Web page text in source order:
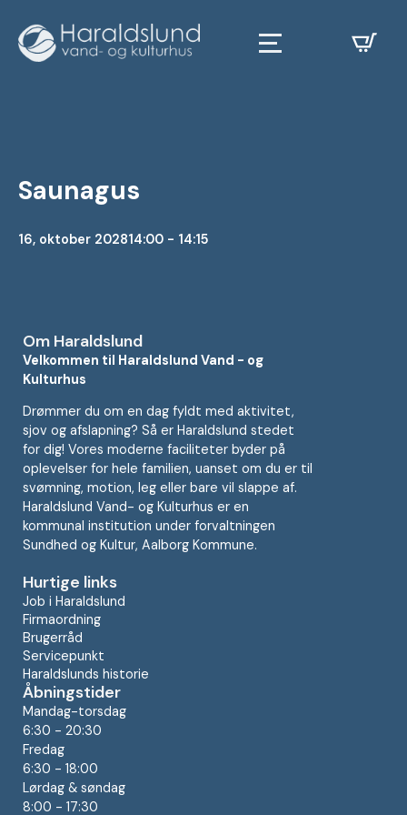
Saunagus
16, oktober 202814:00 - 14:15
Om Haraldslund
Velkommen til Haraldslund Vand - og
Kulturhus
Drømmer du om en dag fyldt med aktivitet,
sjov og afslapning? Så er Haraldslund stedet
for dig! Vores moderne faciliteter byder på
oplevelser for hele familien, uanset om du er til
svømning, motion, leg eller bare vil slappe af.
Haraldslund Vand- og Kulturhus er en
kommunal institution under forvaltningen
Sundhed og Kultur, Aalborg Kommune.
Hurtige links
Job i Haraldslund
Firmaordning
Brugerråd
Servicepunkt
Haraldslunds historie
Åbningstider
Mandag-torsdag
6:30 - 20:30
Fredag
6:30 - 18:00
Lørdag & søndag
8:00 - 17:30